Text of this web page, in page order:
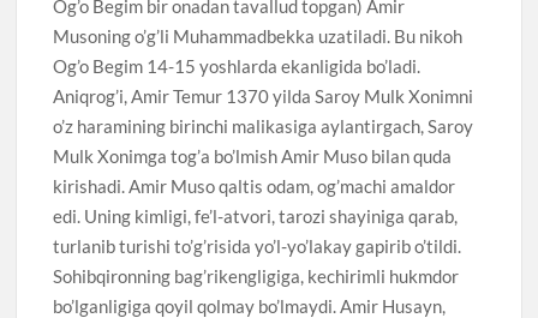
Og’o Begim bir onadan tavallud topgan) Amir
Musoning o’g’li Muhammadbekka uzatiladi. Bu nikoh
Og’o Begim 14-15 yoshlarda ekanligida bo’ladi.
Aniqrog’i, Amir Temur 1370 yilda Saroy Mulk Xonimni
o’z haramining birinchi malikasiga aylantirgach, Saroy
Mulk Xonimga tog’a bo’lmish Amir Muso bilan quda
kirishadi. Amir Muso qaltis odam, og’machi amaldor
edi. Uning kimligi, fe’l-atvori, tarozi shayiniga qarab,
turlanib turishi to’g’risida yo’l-yo’lakay gapirib o’tildi.
Sohibqironning bag’rikengligiga, kechirimli hukmdor
bo’lganligiga qoyil qolmay bo’lmaydi. Amir Husayn,